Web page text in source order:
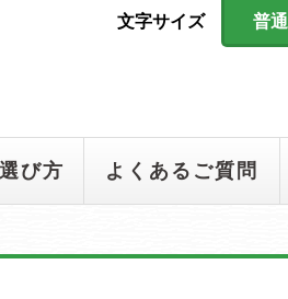
文字サイズ 普通
び方 よくあるご質問